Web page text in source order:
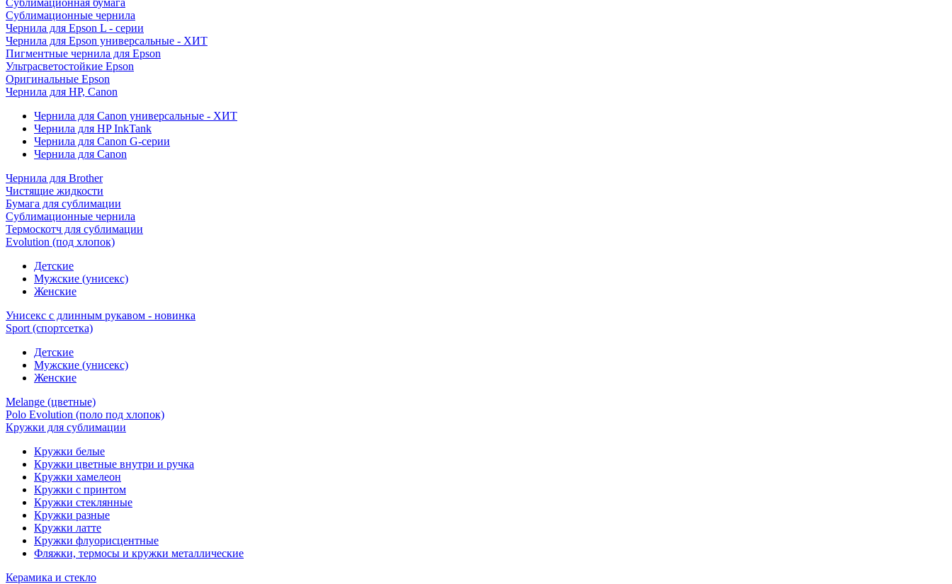
Сублимационная бумага
Сублимационные чернила
Чернила для Epson L - серии
Чернила для Epson универсальные - ХИТ
Пигментные чернила для Epson
Ультрасветостойкие Epson
Оригинальные Epson
Чернила для HP, Canon
Чернила для Canon универсальные - ХИТ
Чернила для HP InkTank
Чернила для Canon G-серии
Чернила для Canon
Чернила для Brother
Чистящие жидкости
Бумага для сублимации
Сублимационные чернила
Термоскотч для сублимации
Evolution (под хлопок)
Детские
Мужские (унисекс)
Женские
Унисекс с длинным рукавом - новинка
Sport (спортсетка)
Детские
Мужские (унисекс)
Женские
Melange (цветные)
Polo Evolution (поло под хлопок)
Кружки для сублимации
Кружки белые
Кружки цветные внутри и ручка
Кружки хамелеон
Кружки c принтом
Кружки стеклянные
Кружки разные
Кружки латте
Кружки флуорисцентные
Фляжки, термосы и кружки металлические
Керамика и стекло